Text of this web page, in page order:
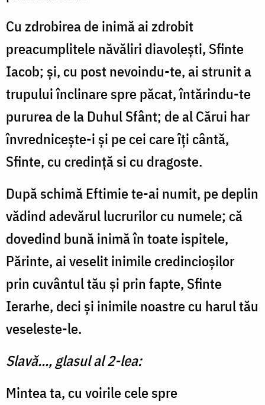
Cu zdrobirea de inimă ai zdrobit
preacumplitele năvă­liri diavoleşti, Sfinte
Iacob; şi, cu post nevoindu-te, ai stru­nit a
trupului înclinare spre păcat, întărindu-te
pururea de la Duhul Sfânt; de al Cărui har
învredniceşte-i şi pe cei care îţi cântă,
Sfinte, cu credinţă si cu dragoste.
După schimă Eftimie te-ai numit, pe deplin
vădind ade­vărul lucrurilor cu numele; că
dovedind bună inimă în toate ispitele,
Părinte, ai veselit inimile credincioşilor
prin cuvân­tul tău şi prin fapte, Sfinte
Ierarhe, deci și inimile noastre cu harul tău
veseleste-le.
Slavă..., glasul al 2-lea:
Mintea ta, cu voirile cele spre